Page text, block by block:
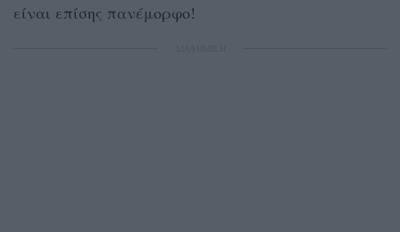
είναι επίσης πανέμορφο!